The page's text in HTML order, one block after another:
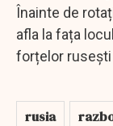
Înainte de
afla la fața
forțelor
rusia